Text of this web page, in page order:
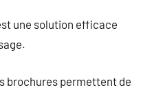
une solution efficace
brochures permettent de